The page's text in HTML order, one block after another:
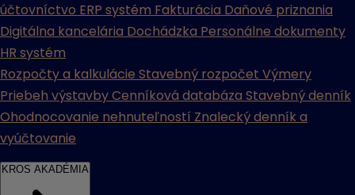
účtovníctvo ERP systém Fakturácia Daňové priznania
Digitálna kancelária Dochádzka Personálne dokumenty
HR systém
Rozpočty a kalkulácie Stavebný rozpočet Výmery
Priebeh výstavbyCenníková databáza Stavebný denník
Ohodnocovanie nehnuteľností Znalecký denník a
vyúčtovanie
KROS AKADÉMIA